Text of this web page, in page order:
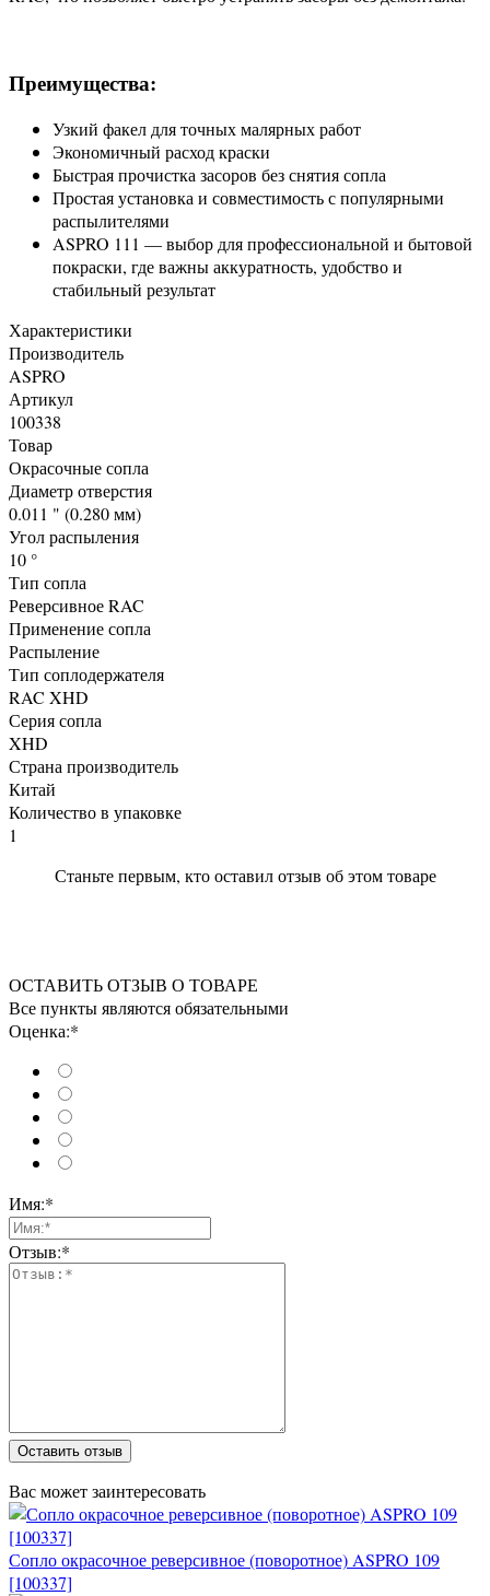
Преимущества:
Узкий факел для точных малярных работ
Экономичный расход краски
Быстрая прочистка засоров без снятия сопла
Простая установка и совместимость с популярными
распылителями
ASPRO 111 — выбор для профессиональной и бытовой
покраски, где важны аккуратность, удобство и
стабильный результат
Характеристики
Производитель
ASPRO
Артикул
100338
Товар
Окрасочные сопла
Диаметр отверстия
0.011 " (0.280 мм)
Угол распыления
10 °
Тип сопла
Реверсивное RAC
Применение сопла
Распыление
Тип соплодержателя
RAC XHD
Серия сопла
XHD
Страна производитель
Китай
Количество в упаковке
1
Станьте первым, кто оставил отзыв об этом товаре
ОСТАВИТЬ ОТЗЫВ О ТОВАРЕ
Все пункты являются обязательными
Оценка:*
Имя:*
Отзыв:*
Оставить отзыв
Вас может заинтересовать
Сопло окрасочное реверсивное (поворотное) ASPRO 109
[100337]